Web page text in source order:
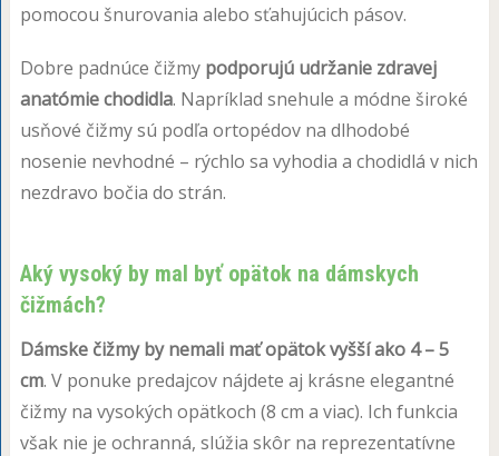
pomocou šnurovania alebo sťahujúcich pásov.
Dobre padnúce čižmy podporujú udržanie zdravej
anatómie chodidla. Napríklad snehule a módne široké
usňové čižmy sú podľa ortopédov na dlhodobé
nosenie nevhodné – rýchlo sa vyhodia a chodidlá v nich
nezdravo bočia do strán.
Aký vysoký by mal byť opätok na dámskych
čižmách?
Dámske čižmy by nemali mať opätok vyšší ako 4 – 5
cm. V ponuke predajcov nájdete aj krásne elegantné
čižmy na vysokých opätkoch (8 cm a viac). Ich funkcia
však nie je ochranná, slúžia skôr na reprezentatívne